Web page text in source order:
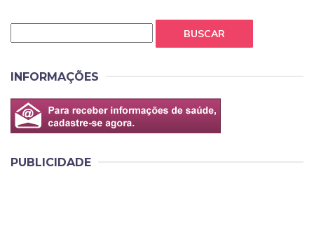
BUSCAR
INFORMAÇÕES
PUBLICIDADE